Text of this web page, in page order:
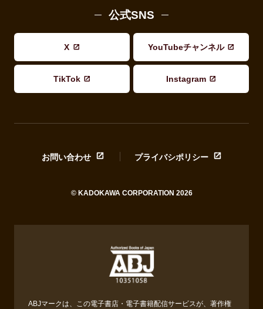
公式SNS
X YouTubeチャンネル
TikTok Instagram
お問い合わせ プライバシポリシー
© KADOKAWA CORPORATION 2026
ABJマークは、この電子書店・電子書籍配信サービスが、著作権